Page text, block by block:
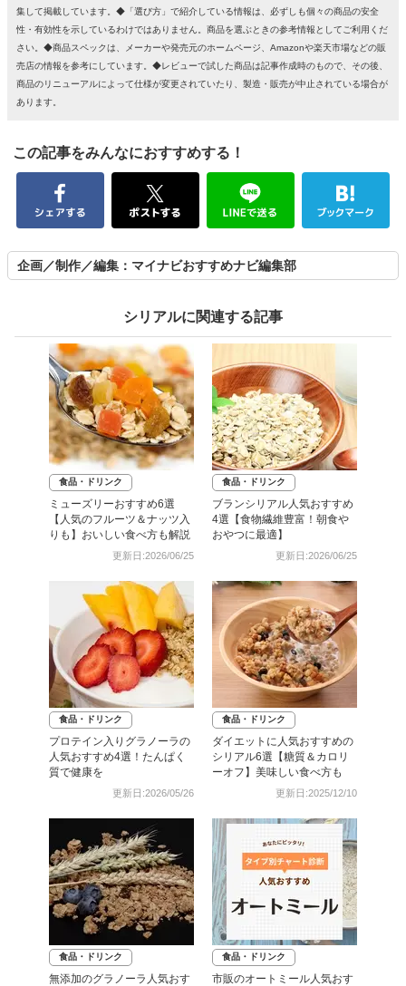
集して掲載しています。◆「選び方」で紹介している情報は、必ずしも個々の商品の安全
性・有効性を示しているわけではありません。商品を選ぶときの参考情報としてご利用くだ
さい。◆商品スペックは、メーカーや発売元のホームページ、Amazonや楽天市場などの販
売店の情報を参考にしています。◆レビューで試した商品は記事作成時のもので、その後、
商品のリニューアルによって仕様が変更されていたり、製造・販売が中止されている場合が
あります。
この記事をみんなにおすすめする！
企画／制作／編集：マイナビおすすめナビ編集部
シリアルに関連する記事
食品・ドリンク
ミューズリーおすすめ6選
【人気のフルーツ＆ナッツ入
りも】おいしい食べ方も解説
更新日:2026/06/25
食品・ドリンク
ブランシリアル人気おすすめ
4選【食物繊維豊富！朝食や
おやつに最適】
更新日:2026/06/25
食品・ドリンク
プロテイン入りグラノーラの
人気おすすめ4選！たんぱく
質で健康を
更新日:2026/05/26
食品・ドリンク
ダイエットに人気おすすめの
シリアル6選【糖質＆カロリ
ーオフ】美味しい食べ方も
更新日:2025/12/10
食品・ドリンク
無添加のグラノーラ人気おす
食品・ドリンク
市販のオートミール人気おす